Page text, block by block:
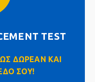
TEST
ΔΩΡΕΑΝ ΚΑΙ
ΣΟΥ!
TEST